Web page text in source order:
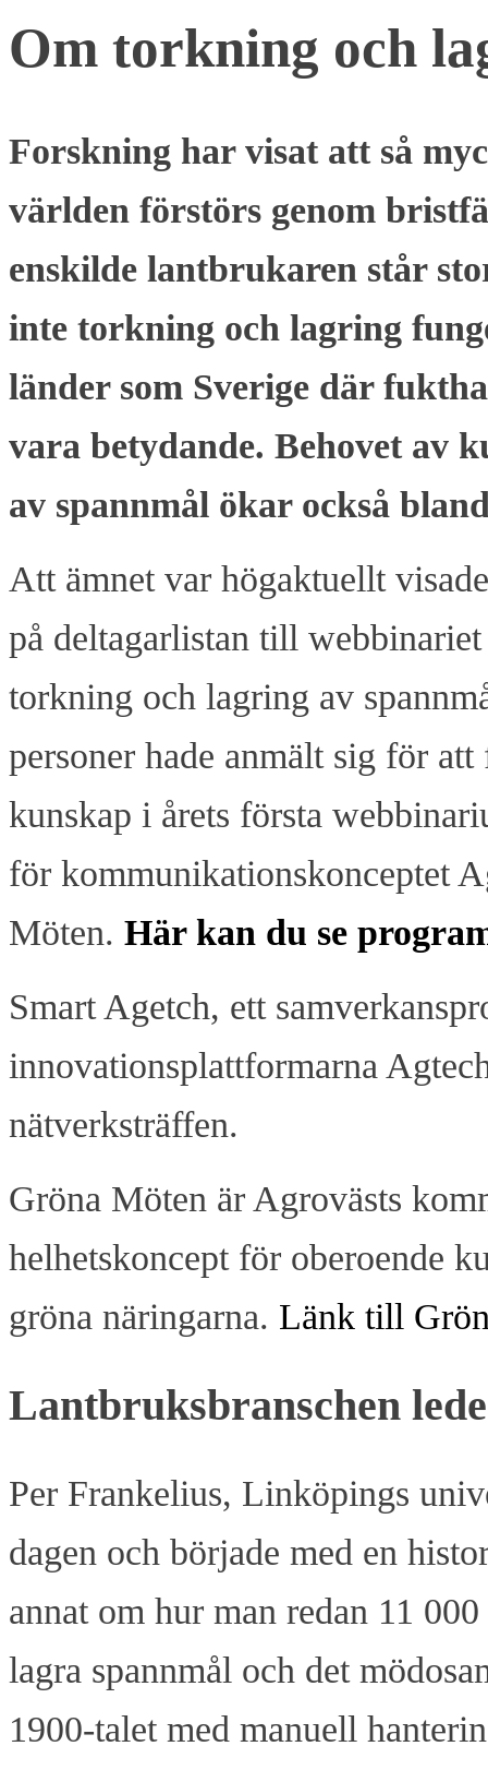
Om torkning och
Forskning har visat att så
världen förstörs genom
enskilde lantbrukaren står
inte torkning och lagring
länder som Sverige där
vara betydande. Behovet av
av spannmål ökar också
Att ämnet var högaktuellt
på deltagarlistan till webbinariet
torkning och lagring av
personer hade anmält sig för att
kunskap i årets första
för kommunikationskonceptet
Möten. Här kan du se
Smart Agetch, ett
innovationsplattformarna
nätverksträffen.
Gröna Möten är Agrovästs
helhetskoncept för oberoende
gröna näringarna. Länk till
Lantbruksbranschen
Per Frankelius, Linköpings
dagen och började med en
annat om hur man redan 11
lagra spannmål och det
1900-talet med manuell